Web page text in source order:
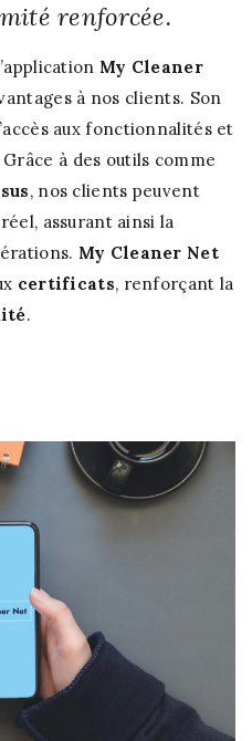
renforcée.
My Cleaner
à nos clients. Son
aux fonctionnalités et
Grâce à des outils comme
, nos clients peuvent
assurant ainsi la
My Cleaner Net
certificats, renforçant la
.